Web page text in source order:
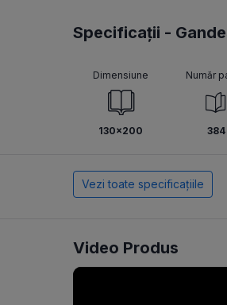
Specificații -
Dimensiune
130x200
Număr
384
Vezi toate specificațiile
Video Produs